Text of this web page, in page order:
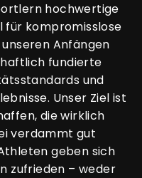
hochwertige
für kompromisslose
Anfängen
fundierte
und
Unser Ziel ist
die wirklich
verdammt gut
geben sich
zufrieden – weder